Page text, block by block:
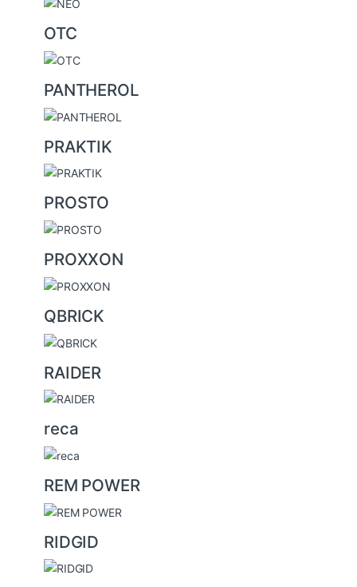
OTC
PANTHEROL
PRAKTIK
PROSTO
PROXXON
QBRICK
RAIDER
reca
REM POWER
RIDGID